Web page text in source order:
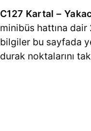
C127 Kartal –
minibüs hattına
bilgiler bu sayfada
durak noktalarını